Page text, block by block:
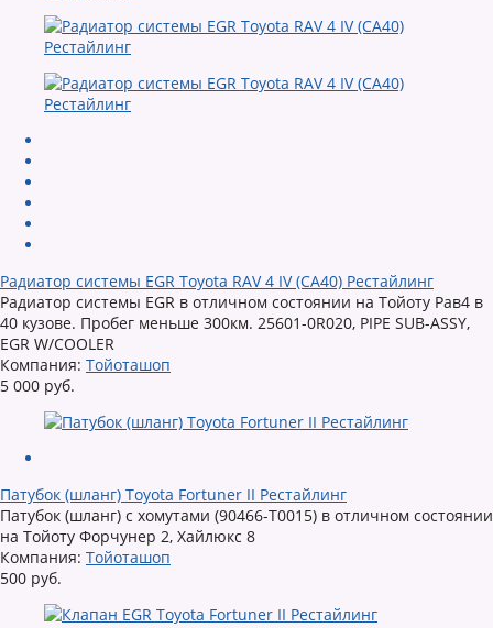
Радиатор системы EGR Toyota RAV 4 IV (CA40) Рестайлинг
Радиатор системы EGR в отличном состоянии на Тойоту Рав4 в
40 кузове. Пробег меньше 300км. 25601-0R020, PIPE SUB-ASSY,
EGR W/COOLER
Компания: Тойоташоп
5 000 руб.
Патубок (шланг) Toyota Fortuner II Рестайлинг
Патубок (шланг) с хомутами (90466-T0015) в отличном состоянии
на Тойоту Форчунер 2, Хайлюкс 8
Компания: Тойоташоп
500 руб.